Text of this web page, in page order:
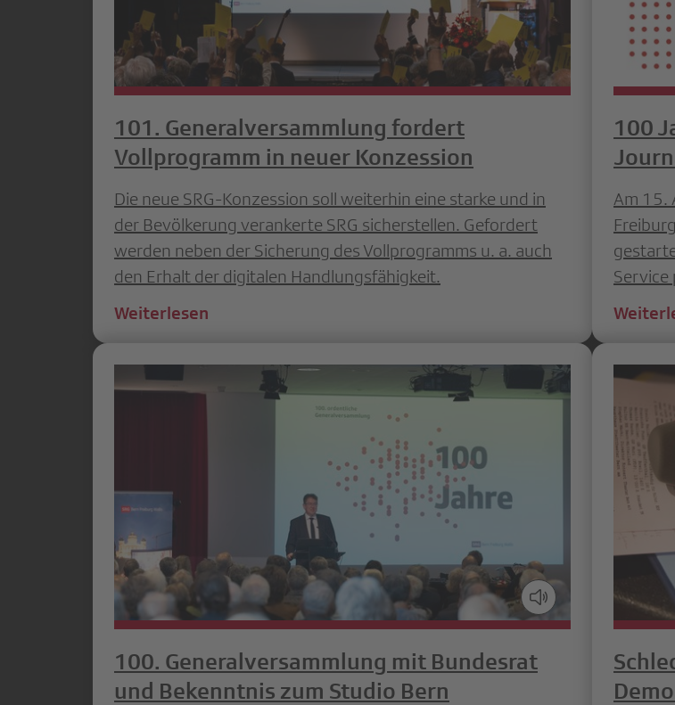
101. Generalversammlung fordert
Vollprogramm in neuer Konzession
Die neue SRG-Konzession soll weiterhin eine starke und in
der Bevölkerung verankerte SRG sicherstellen. Gefordert
werden neben der Sicherung des Vollprogramms u. a. auch
den Erhalt der digitalen Handlungsfähigkeit.
Weiterlesen
100
Am 15.
Service
100. Generalversammlung mit Bundesrat
und Bekenntnis zum Studio Bern